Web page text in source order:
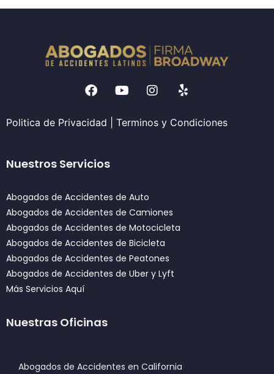
Politica de Privacidad Terminos y Condiciones
Nuestros Servicios
Abogados de Accidentes de Auto
Abogados de Accidentes de Camiones
Abogados de Accidentes de Motocicleta
Abogados de Accidentes de Bicicleta
Abogados de Accidentes de Peatones
Abogados de Accidentes de Uber y Lyft
Más Servicios Aquí
Nuestras Oficinas
Abogados de Accidentes en California